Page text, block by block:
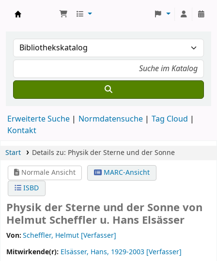
Erweiterte Suche Normdatensuche
Tag Cloud
Kontakt
Start Details zu: Physik der Sterne und der Sonne
Normale Ansicht
MARC-Ansicht
ISBD
Physik der Sterne und der Sonne von
Helmut Scheffler u. Hans Elsässer
Von:Scheffler, Helmut [Verfasser]
Mitwirkende(r): Elsässer, Hans, 1929-2003 [Verfasser]